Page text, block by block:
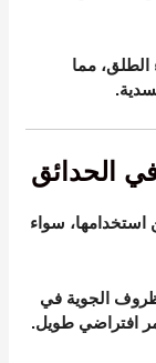
مما
الحدائق
استخدامها، سواء
الجوية في
افتراضي طويل.